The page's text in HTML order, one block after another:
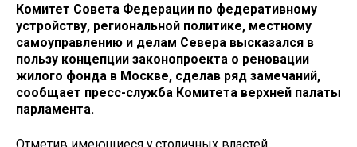
Комитет Совета Федерации по федеративному
устройству, региональной политике, местному
самоуправлению и делам Севера высказался в
пользу концепции законопроекта о реновации
жилого фонда в Москве, сделав ряд замечаний,
сообщает пресс-служба Комитета верхней палаты
парламента.